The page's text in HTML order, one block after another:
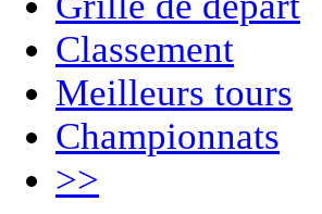
Classement
Meilleurs tours
Championnats
>>